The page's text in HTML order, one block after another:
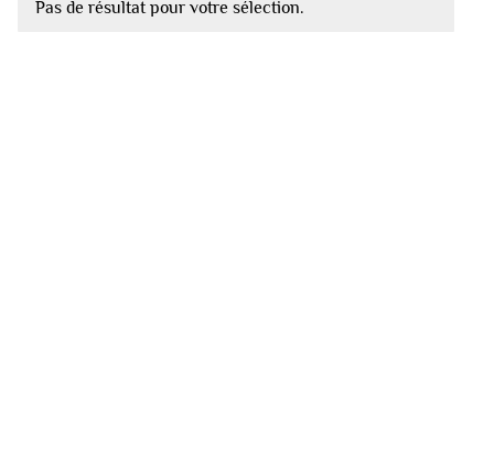
Pas de résultat pour votre sélection.